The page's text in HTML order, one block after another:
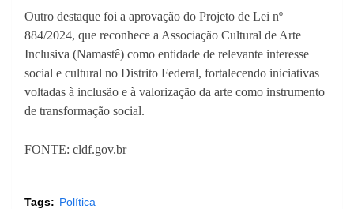
Outro destaque foi a aprovação do Projeto de Lei nº
884/2024, que reconhece a Associação Cultural de Arte
Inclusiva (Namastê) como entidade de relevante interesse
social e cultural no Distrito Federal, fortalecendo iniciativas
voltadas à inclusão e à valorização da arte como instrumento
de transformação social.
FONTE: cldf.gov.br
Tags: Política